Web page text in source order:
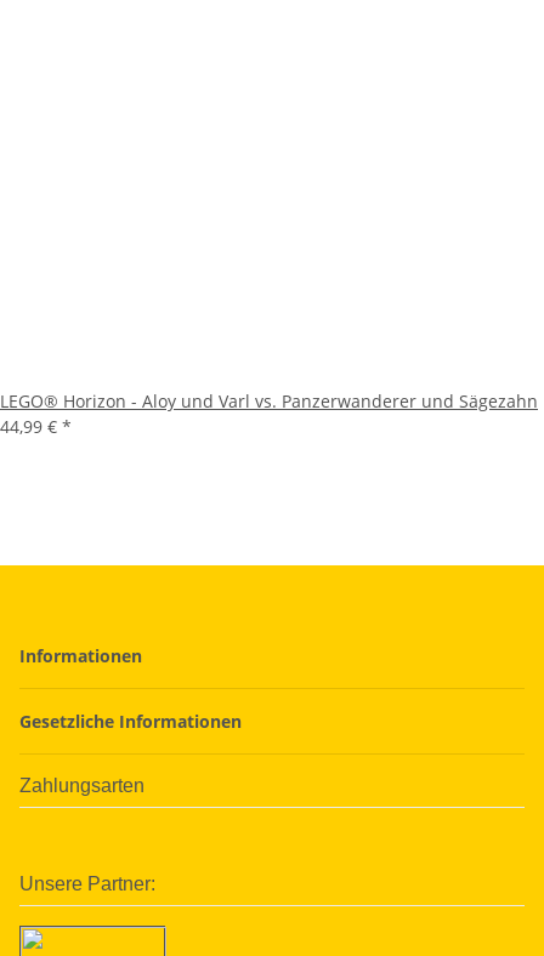
LEGO® Horizon - Aloy und Varl vs. Panzerwanderer und Sägezahn
44,99 € *
Informationen
Gesetzliche Informationen
Zahlungsarten
Unsere Partner: